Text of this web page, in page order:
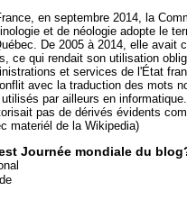
en septembre 2014, la
et de néologie adopte le
De 2005 à 2014, elle avait
ce qui rendait son utilisation
et services de l'État
avec la traduction des mots
par ailleurs en
pas de dérivés évidents
materiél de la Wikipedia)
Journée mondiale du